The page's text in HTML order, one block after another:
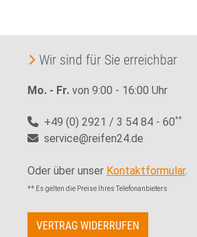
Wir sind für Sie erreichbar
Mo. - Fr. von 9:00 - 16:00 Uhr
+49 (0) 2921 / 3 54 84 - 60**
service@reifen24.de
Oder über unser Kontaktformular.
** Es gelten die Preise Ihres Telefonanbieters
VERTRAG WIDERRUFEN